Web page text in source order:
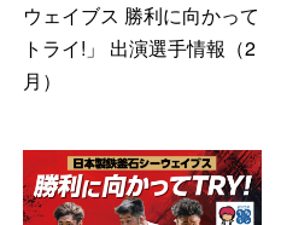
ウェイブス 勝利に向かって
トライ!」 出演選手情報（2
月）